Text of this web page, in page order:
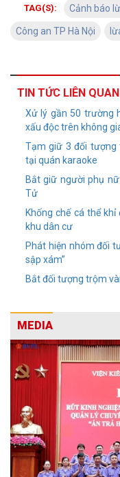
TAG(S): Cảnh báo
Công an TP Hà Nội
TIN TỨC LIÊN QUAN
Xử lý gần 50 trường
xấu độc trên không
Tạm giữ 3 đối tượng
tại quán karaoke
Bắt giữ người phụ
Tử
Khống chế cá thể
khu dân cư
Phát hiện nhóm đối
sập xám”
Bắt đối tượng trộm
MEDIA